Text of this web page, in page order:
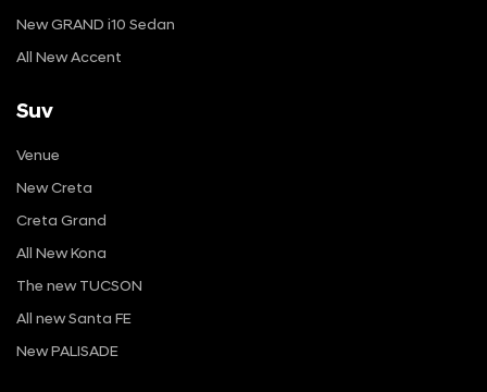
New GRAND i10 Sedan
All New Accent
Suv
Venue
New Creta
Creta Grand
All New Kona
The new TUCSON
All new Santa FE
New PALISADE